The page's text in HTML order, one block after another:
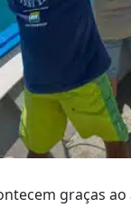
graças